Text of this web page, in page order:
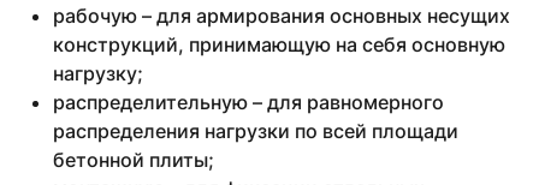
рабочую – для армирования основных несущих
конструкций, принимающую на себя основную
нагрузку;
распределительную – для равномерного
распределения нагрузки по всей площади
бетонной плиты;